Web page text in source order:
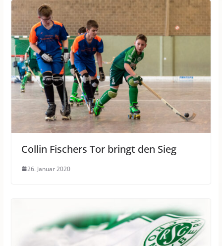
Collin Fischers Tor bringt den Sieg
26. Januar 2020